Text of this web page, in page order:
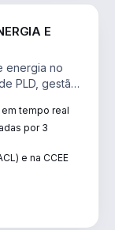
E
energia no
PLD, gestão
tempo real
por 3
e na CCEE